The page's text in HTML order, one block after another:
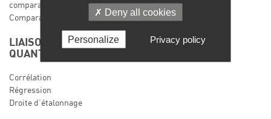
comparaison de deux échantillons
Comparaison inter-labos (analyse de variance)
LIAISON ENTRE DEUX VARIABLES
QUANTITATIVES
Corrélation
Régression
Droite d’étalonnage
Deny all cookies
Personalize Privacy policy